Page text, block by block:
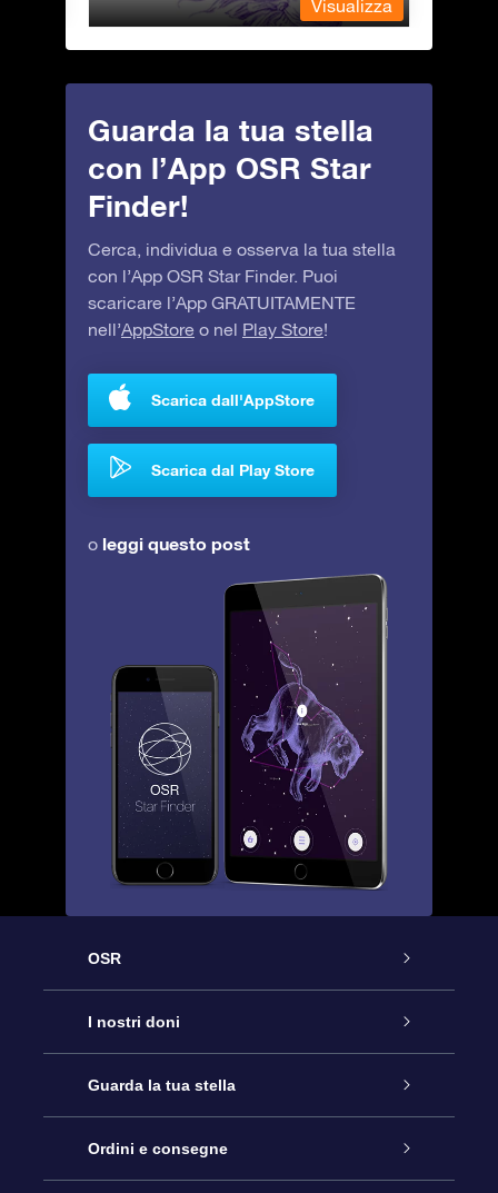
Visualizza
Guarda la tua stella
con l’App OSR Star
Finder!
Cerca, individua e osserva la tua stella
con l’App OSR Star Finder. Puoi
scaricare l’App GRATUITAMENTE
nell’AppStore o nel Play Store!
Scarica dall'AppStore
Scarica dal Play Store
o leggi questo post
OSR
Assistenza
Contattaci
Blog
I nostri doni
Online Star Gift
Pacchetto regalo OSR
Guarda la tua stella
Registro stellare
Ordini e consegne